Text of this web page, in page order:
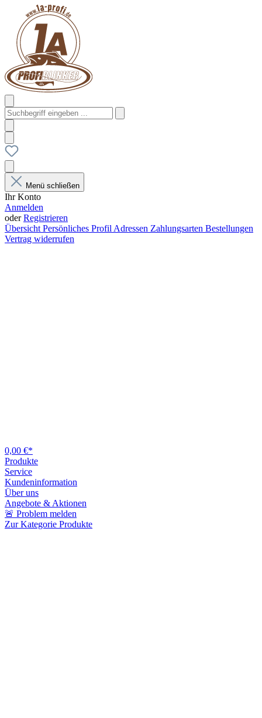
Menü schließen
Ihr Konto
Anmelden
oderRegistrieren
Übersicht Persönliches Profil Adressen Zahlungsarten Bestellungen
Vertrag widerrufen
0,00 €*
Produkte
Service
Kundeninformation
Über uns
Angebote & Aktionen
🚨 Problem melden
Zur Kategorie Produkte